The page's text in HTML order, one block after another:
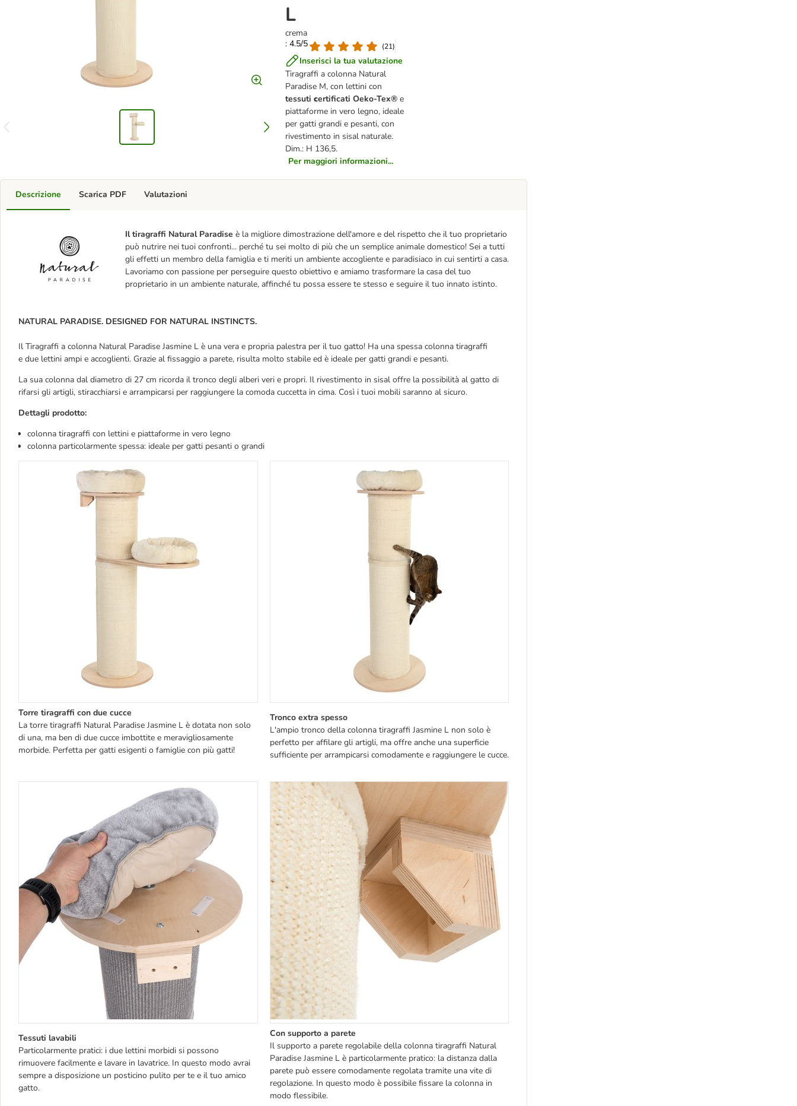
L
crema
: 4.5/5
(21)
Inserisci la tua valutazione
Tiragraffi a colonna Natural
Paradise M, con lettini con
tessuticertificatiOeko-Tex® e
piattaforme in vero legno, ideale
per gatti grandi e pesanti, con
rivestimento in sisal naturale.
Dim.: H 136,5.
Per maggiori informazioni...
Descrizione
Il tiragraffi Natural Paradise è la migliore dimostrazione dell'amore e del rispetto che il tuo proprietario
può nutrire nei tuoi confronti... perché tu sei molto di più che un semplice animale domestico! Sei a tutti
gli effetti un membro della famiglia e ti meriti un ambiente accogliente e paradisiaco in cui sentirti a casa.
Lavoriamo con passione per perseguire questo obiettivo e amiamo trasformare la casa del tuo
proprietario in un ambiente naturale, affinché tu possa essere te stesso e seguire il tuo innato istinto.
NATURAL PARADISE. DESIGNED FOR NATURAL INSTINCTS.
Il Tiragraffi a colonna Natural Paradise Jasmine L è una vera e propria palestra per il tuo gatto! Ha una spessa colonna tiragraffi
e due lettini ampi e accoglienti. Grazie al fissaggio a parete, risulta molto stabile ed è ideale per gatti grandi e pesanti.
La sua colonna dal diametro di 27 cm ricorda il tronco degli alberi veri e propri. Il rivestimento in sisal offre la possibilità al gatto di
rifarsi gli artigli, stiracchiarsi e arrampicarsi per raggiungere la comoda cuccetta in cima. Così i tuoi mobili saranno al sicuro.
Dettagli prodotto:
colonna tiragraffi con lettini e piattaforme in vero legno
colonna particolarmente spessa: ideale per gatti pesanti o grandi
Torre tiragraffi con due cucce
La torre tiragraffi Natural Paradise Jasmine L è dotata non solo
di una, ma ben di due cucce imbottite e meravigliosamente
morbide. Perfetta per gatti esigenti o famiglie con più gatti!
Tronco extra spesso
L'ampio tronco della colonna tiragraffi Jasmine L non solo è
perfetto per affilare gli artigli, ma offre anche una superficie
sufficiente per arrampicarsi comodamente e raggiungere le cucce.
Tessuti lavabili
Particolarmente pratici: i due lettini morbidi si possono
rimuovere facilmente e lavare in lavatrice. In questo modo avrai
sempre a disposizione un posticino pulito per te e il tuo amico
gatto.
Con supporto a parete
Il supporto a parete regolabile della colonna tiragraffi Natural
Paradise Jasmine L è particolarmente pratico: la distanza dalla
parete può essere comodamente regolata tramite una vite di
regolazione. In questo modo è possibile fissare la colonna in
modo flessibile.
Scarica PDF Valutazioni